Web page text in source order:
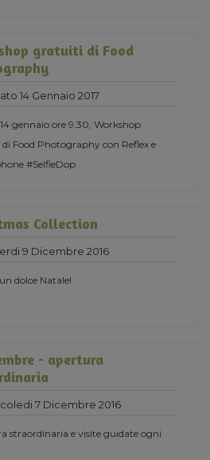
gratuiti di Food
14 Gennaio 2017
gennaio ore 9.30, Workshop
Food Photography con Reflex e
#SelfieDop
Collection
9 Dicembre 2016
dolce Natale!
- apertura
7 Dicembre 2016
straordinaria e visite guidate ogni